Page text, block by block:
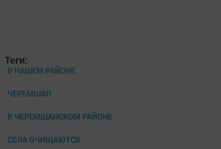
Теги:
В НАШЕМ РАЙОНЕ
ЧЕРЕМШАН
В ЧЕРЕМШАНСКОМ РАЙОНЕ
СЕЛА ОЧИЩАЮТСЯ